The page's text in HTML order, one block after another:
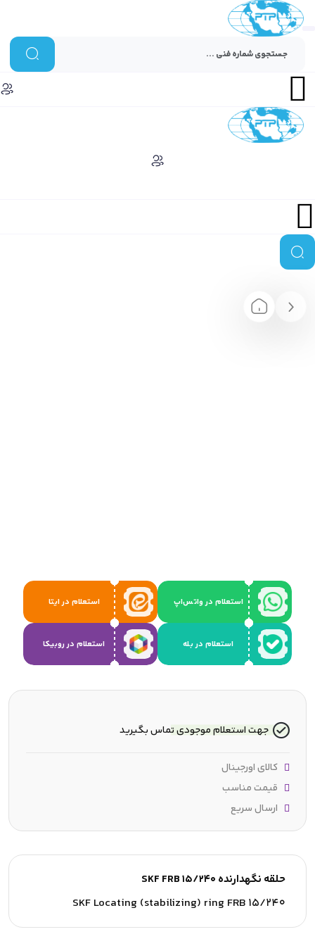
استعلام در واتس‌اپ استعلام در ایتا
استعلام در بله استعلام در روبیکا
حلقه نگهدارنده SKF FRB 15/240
SKF Locating (stabilizing) ring FRB 15/240
جهت استعلام موجودی تماس بگیرید
کالای اورجینال
قیمت مناسب
ارسال سریع